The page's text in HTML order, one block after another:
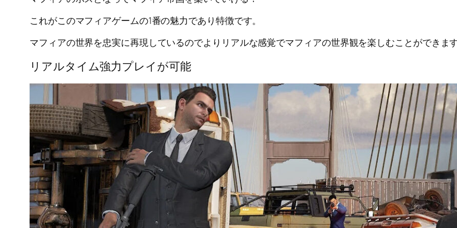
これがこのマフィアゲームの1番の魅力であり特徴です。
マフィアの世界を忠実に再現しているのでよりリアルな感覚でマフィアの世界観を楽しむことができま
リアルタイム強力プレイが可能